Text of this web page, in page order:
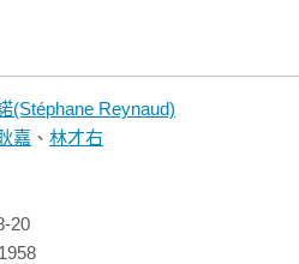
券招待開胃菜一份
優惠券招待餐前開胃酒一杯
招待開胃菜一份
小酒館 憑書腰優惠券即招待「開胃小
憑書腰優惠券即可享「巴黎人鐵盤烤
書腰優惠券即可兌換單杯紅白酒/
(Stéphane Reynaud)
嘉 、 林才右
20